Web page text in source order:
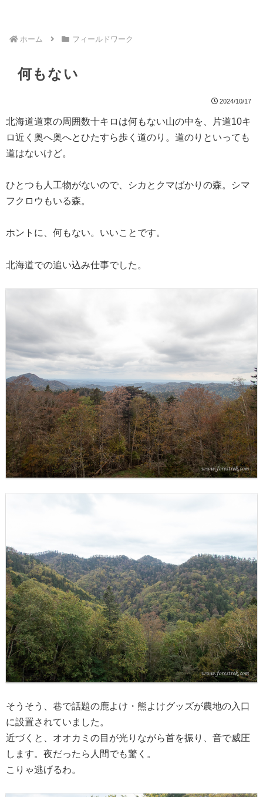
ホーム フィールドワーク
何もない
2024/10/17
北海道道東の周囲数十キロは何もない山の中を、片道10キ
ロ近く奥へ奥へとひたすら歩く道のり。道のりといっても
道はないけど。
ひとつも人工物がないので、シカとクマばかりの森。シマ
フクロウもいる森。
ホントに、何もない。いいことです。
北海道での追い込み仕事でした。
そうそう、巷で話題の鹿よけ・熊よけグッズが農地の入口
に設置されていました。
近づくと、オオカミの目が光りながら首を振り、音で威圧
します。夜だったら人間でも驚く。
こりゃ逃げるわ。